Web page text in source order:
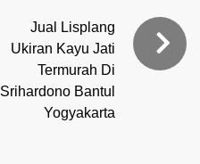
Jual Lisplang
Ukiran Kayu Jati
Termurah Di
Srihardono Bantul
Yogyakarta